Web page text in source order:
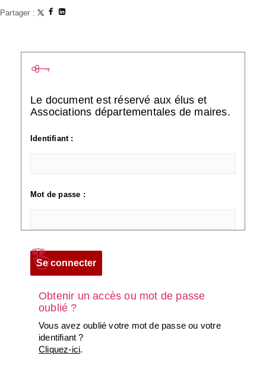
Partager :
Le document est réservé aux élus et
Associations départementales de maires.
Identifiant :
Mot de passe :
Obtenir un accès ou mot de passe
oublié ?
Vous avez oublié votre mot de passe ou votre
identifiant ?
Cliquez-ici.